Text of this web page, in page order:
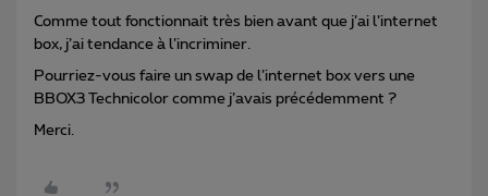
Comme tout fonctionnait très bien avant que j’ai l’internet
box, j’ai tendance à l’incriminer.
Pourriez-vous faire un swap de l’internet box vers une
BBOX3 Technicolor comme j’avais précédemment ?
Merci.